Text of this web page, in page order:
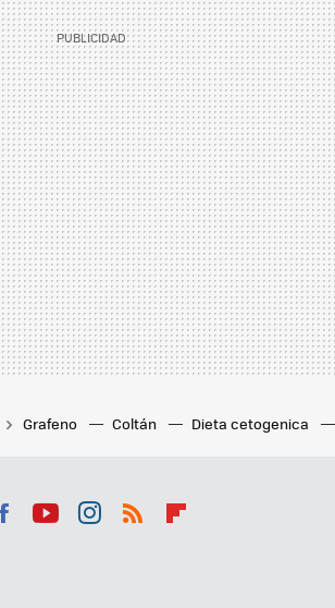
Grafeno Coltán Dieta cetogenica